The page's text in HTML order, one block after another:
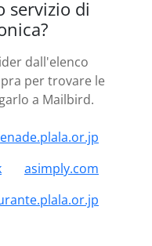
servizio di
dall'elenco
per trovare le
a Mailbird.
asimply.com